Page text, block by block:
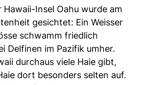
Hawaii-Insel Oahu wurde am
gesichtet: Ein Weisser
schwamm friedlich
Delfinen im Pazifik umher.
durchaus viele Haie gibt,
dort besonders selten auf.